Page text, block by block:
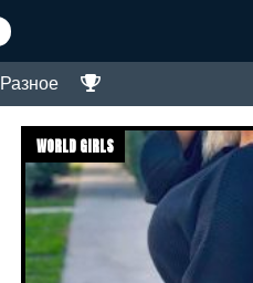
Разное
WORLD GIRLS